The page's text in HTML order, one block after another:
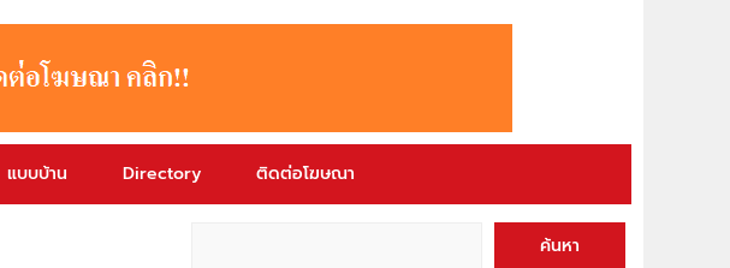
แบบบ้าน Directory ติดต่อโฆษณา
ค้นหา